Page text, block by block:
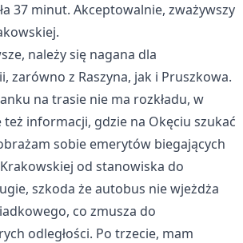
37 minut. Akceptowalnie, zważywszy
należy się nagana dla
zarówno z Raszyna, jak i Pruszkowa.
na trasie nie ma rozkładu, w
informacji, gdzie na Okęciu szukać
sobie emerytów biegających
od stanowiska do
szkoda że autobus nie wjeżdża
co zmusza do
odległości. Po trzecie, mam